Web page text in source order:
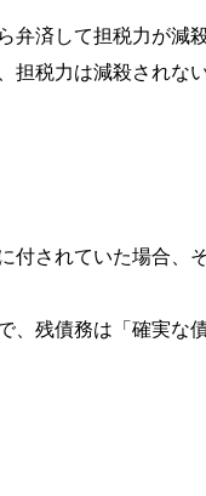
弁済して担税力が減
担税力は減殺されな
付されていた場合、
、残債務は「確実な